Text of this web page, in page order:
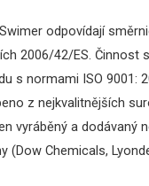
odpovídají
2006/42/ES. Činnost
s normami ISO 9001:
z nejkvalitnějších
vyráběný a dodávaný
(Dow Chemicals,